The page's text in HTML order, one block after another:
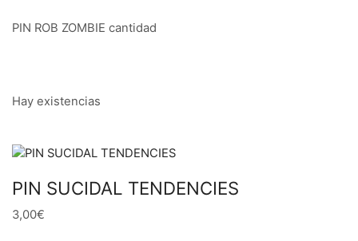
PIN ROB ZOMBIE cantidad
Hay existencias
PIN SUCIDAL TENDENCIES
3,00€